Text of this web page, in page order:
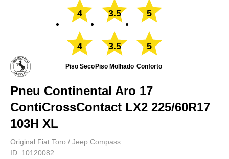
4
4
Piso Seco
3.5
3.5
Piso Molhado
5
5
Conforto
Pneu Continental Aro 17
ContiCrossContact LX2 225/60R17
103H XL
Original Fiat Toro / Jeep Compass
ID: 10120082